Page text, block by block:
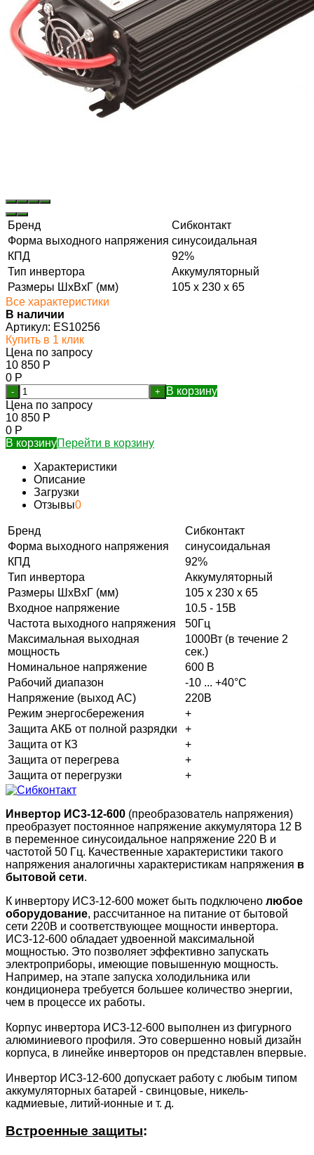
Бренд
Сибконтакт
Форма выходного напряжения синусоидальная
КПД
92%
Тип инвертора
Аккумуляторный
Размеры ШхВхГ (мм)
105 х 230 х 65
Все характеристики
В наличии
Артикул: ES10256
Купить в 1 клик
Цена по запросу
10 850 Р
0 Р
- +
В корзину
Цена по запросу
10 850 Р
0 Р
В корзинуПерейти в корзину
Характеристики
Описание
Загрузки
Отзывы0
Бренд
Сибконтакт
Форма выходного напряжения
синусоидальная
КПД
92%
Тип инвертора
Аккумуляторный
Размеры ШхВхГ (мм)
105 х 230 х 65
Входное напряжение
10.5 - 15В
Частота выходного напряжения
50Гц
Максимальная выходная
мощность
1000Вт (в течение 2
сек.)
Номинальное напряжение
600 В
Рабочий диапазон
-10 ... +40°С
Напряжение (выход АС)
220В
Режим энергосбережения
+
Защита АКБ от полной разрядки
+
Защита от КЗ
+
Защита от перегрева
+
Защита от перегрузки
+
Инвертор ИС3-12-600 (преобразователь напряжения)
преобразует постоянное напряжение аккумулятора 12 В
в переменное синусоидальное напряжение 220 В и
частотой 50 Гц. Качественные характеристики такого
напряжения аналогичны характеристикам напряжения в
бытовой сети.
К инвертору ИС3-12-600 может быть подключено любое
оборудование, рассчитанное на питание от бытовой
сети 220В и соответствующее мощности инвертора.
ИС3-12-600 обладает удвоенной максимальной
мощностью. Это позволяет эффективно запускать
электроприборы, имеющие повышенную мощность.
Например, на этапе запуска холодильника или
кондиционера требуется большее количество энергии,
чем в процессе их работы.
Корпус инвертора ИС3-12-600 выполнен из фигурного
алюминиевого профиля. Это совершенно новый дизайн
корпуса, в линейке инверторов он представлен впервые.
Инвертор ИС3-12-600 допускает работу с любым типом
аккумуляторных батарей - свинцовые, никель-
кадмиевые, литий-ионные и т. д.
Встроенные защиты: